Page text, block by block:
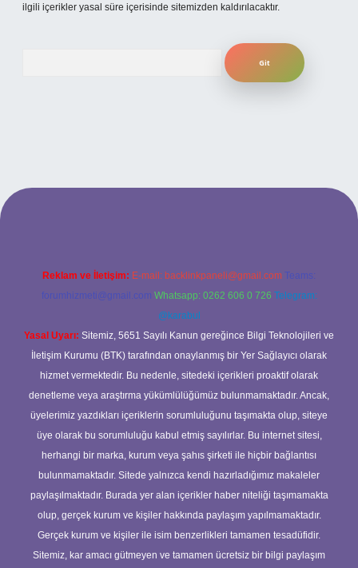
ilgili içerikler yasal süre içerisinde sitemizden kaldırılacaktır.
Reklam ve İletişim: E-mail: backlinkpaneli@gmail.com Teams:
forumhizmeti@gmail.com Whatsapp: 0262 606 0 726 Telegram:
@karabul
Yasal Uyarı: Sitemiz, 5651 Sayılı Kanun gereğince Bilgi Teknolojileri ve
İletişim Kurumu (BTK) tarafından onaylanmış bir Yer Sağlayıcı olarak
hizmet vermektedir. Bu nedenle, sitedeki içerikleri proaktif olarak
denetleme veya araştırma yükümlülüğümüz bulunmamaktadır. Ancak,
üyelerimiz yazdıkları içeriklerin sorumluluğunu taşımakta olup, siteye
üye olarak bu sorumluluğu kabul etmiş sayılırlar. Bu internet sitesi,
herhangi bir marka, kurum veya şahıs şirketi ile hiçbir bağlantısı
bulunmamaktadır. Sitede yalnızca kendi hazırladığımız makaleler
paylaşılmaktadır. Burada yer alan içerikler haber niteliği taşımamakta
olup, gerçek kurum ve kişiler hakkında paylaşım yapılmamaktadır.
Gerçek kurum ve kişiler ile isim benzerlikleri tamamen tesadüfidir.
Sitemiz, kar amacı gütmeyen ve tamamen ücretsiz bir bilgi paylaşım